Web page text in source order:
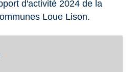
d'activité 2024 de la
Loue Lison.